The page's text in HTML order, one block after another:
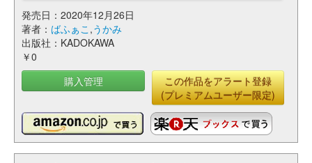
発売日：2020年12月26日
著者： ばふぁこ ,うかみ
出版社：KADOKAWA
￥0
購入管理
この作品をアラート登録
(プレミアムユーザー限定)